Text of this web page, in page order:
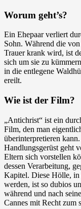
Worum geht’s?
Ein Ehepaar verliert
Sohn. Während die
Trauer krank wird, ist
sich um sie zu
in die entlegene
ereilt.
Wie ist der Film?
„Antichrist“ ist ein
Film, den man
überinterpretieren
Handlungsgerüst geht
Eltern sich vorstellen
dessen Verarbeitung,
Kapitel. Diese Hölle,
werden, ist so dubios
während und nach
Cannes mit Recht zum